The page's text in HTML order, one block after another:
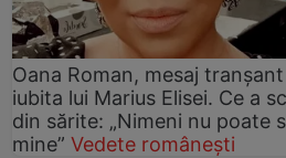
Oana Roman, mesaj
iubita lui Marius Elisei. Ce a
din sărite: „Nimeni nu poate
mine” Vedete românești